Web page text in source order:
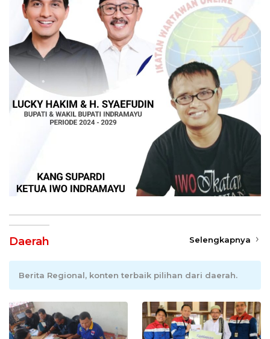
Daerah Selengkapnya
Berita Regional, konten terbaik pilihan dari daerah.